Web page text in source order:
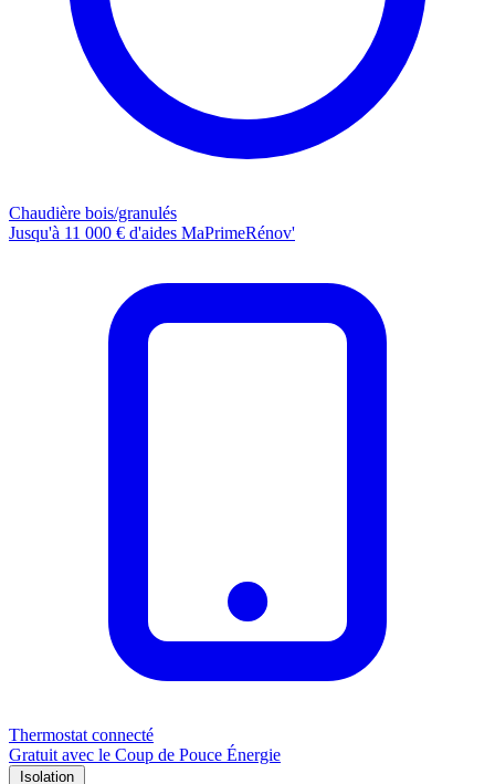
Chaudière bois/granulés
Jusqu'à 11 000 € d'aides MaPrimeRénov'
Thermostat connecté
Gratuit avec le Coup de Pouce Énergie